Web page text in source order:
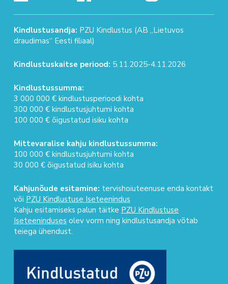
Kindlustusandja: PZU Kindlustus (AB „Lietuvos
draudimas“ Eesti filiaal)
Kindlustuskaitse periood: 5.11.2025-4.11.2026
Kindlustussumma:
3 000 000 € kindlustusperioodi kohta
300 000 € kindlustusjuhtumi kohta
100 000 € õigustatud isiku kohta
Mittevaralise kahju kindlustussumma:
100 000 € kindlustusjuhtumi kohta
30 000 € õigustatud isiku kohta
Kahjunõude esitamine: tervishoiuteenuse enda kontakt
või PZU Kindlustuse Iseteenindus
Kahju esitamiseks palun täitke PZU Kindlustuse
Iseteeninduses olev vorm ning kindlustusandja võtab
teiega ühendust.